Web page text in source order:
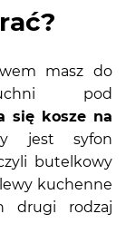
masz do
pod
się kosze na
jest syfon
butelkowy
kuchenne
drugi rodzaj